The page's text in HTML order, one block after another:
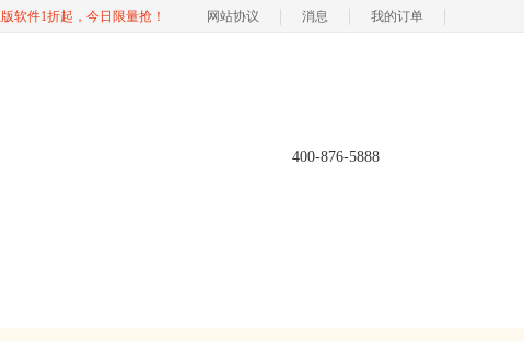
版软件1折起，今日限量抢！ 网站协议 消息 我的订单
400-876-5888